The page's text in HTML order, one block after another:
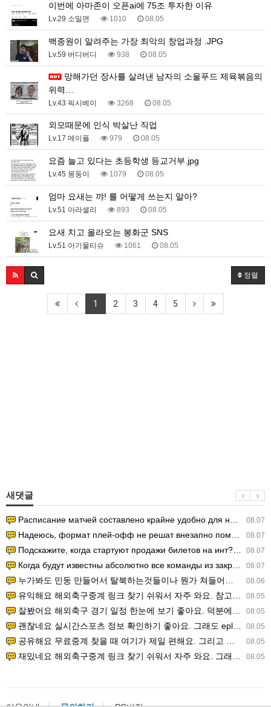
이번에 아마존이 오픈ai에 75조 투자한 이유
Lv.29 소밀면 1010 08.05
백종원이 알려주는 가장 최악의 창업과정 .JPG
Lv.59 버디버디 938 08.05
위력…
Lv.43 픽시베이 3268 08.05
외모때문에 인식 박살난 직업
Lv.17 메이플 979 08.05
요즘 늘고 있다는 초등학생 등교거부.jpg
Lv.45 몽둥이 1079 08.05
엄마 요새는 꺄! 를 어떻게 쓰는지 알아?
Lv.51 아라셀리 893 08.05
요새 치고 올라오는 봉화군 SNS
Lv.51 아기물티슈 1061 08.05
정렬
1 2 3 4 5
새댓글
08.07
Расписание матчей составлено крайне удобно для нашего часово…
08.07
Надеюсь, формат плей-офф не решат внезапно поменять. https:/…
08.07
Подскажите, когда стартуют продажи билетов на инт? https://g…
08.07
Когда будут известны абсолютно все команды из закрытых квали…
08.06
누가봐도 민둥 만들어서 탈북하는것들이나 뭔가 쳐들어오는 낌새를 미리 알아차리기 위함이지 저걸 전쟁준비라고 하…
08.05
유익해요 해외축구중계 링크 찾기 쉬워서 자주 와요. 참고로 무료스포츠중계 정보 확인할 때 출처 꼭 체크해요.…
08.05
잘봤어요 해외축구 경기 일정 한눈에 보기 좋아요. 덕분에 epl중계 볼 때 공식 중계 채널 먼저 찾아봐요. …
08.05
괜찮네요 실시간스포츠 정보 확인하기 좋아요. 그래도 epl중계 볼 때 공식 중계 채널 먼저 찾아봐요. 북마크…
08.05
공유해요 무료중계 찾을 때 여기가 제일 편해요. 그리고 무료스포츠중계 정보 확인할 때 출처 꼭 체크해요. 앞…
08.05
재밌네요 해외축구중계 링크 찾기 쉬워서 자주 와요. 그래서 해외축구중계도 정식 서비스로 봐야 안전해요. 다음…